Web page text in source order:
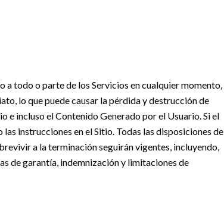
todo o parte de los Servicios en cualquier momento,
lo que puede causar la pérdida y destrucción de
e incluso el Contenido Generado por el Usuario. Si el
instrucciones en el Sitio. Todas las disposiciones de
a la terminación seguirán vigentes, incluyendo,
de garantía, indemnización y limitaciones de